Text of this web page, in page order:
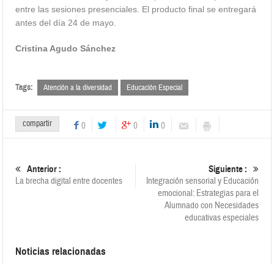
entre las sesiones presenciales. El producto final se entregará
antes del día 24 de mayo.
Cristina Agudo Sánchez
Tags: Atención a la diversidad Educación Especial
compartir 0 0 0
Anterior :
La brecha digital entre docentes
Siguiente :
Integración sensorial y Educación
emocional: Estrategias para el
Alumnado con Necesidades
educativas especiales
Noticias relacionadas